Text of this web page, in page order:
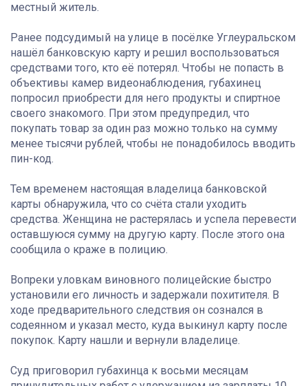
местный житель.
Ранее подсудимый на улице в посёлке Углеуральском
нашёл банковскую карту и решил воспользоваться
средствами того, кто её потерял. Чтобы не попасть в
объективы камер видеонаблюдения, губахинец
попросил приобрести для него продукты и спиртное
своего знакомого. При этом предупредил, что
покупать товар за один раз можно только на сумму
менее тысячи рублей, чтобы не понадобилось вводить
пин-код.
Тем временем настоящая владелица банковской
карты обнаружила, что со счёта стали уходить
средства. Женщина не растерялась и успела перевести
оставшуюся сумму на другую карту. После этого она
сообщила о краже в полицию.
Вопреки уловкам виновного полицейские быстро
установили его личность и задержали похитителя. В
ходе предварительного следствия он сознался в
содеянном и указал место, куда выкинул карту после
покупок. Карту нашли и вернули владелице.
Суд приговорил губахинца к восьми месяцам